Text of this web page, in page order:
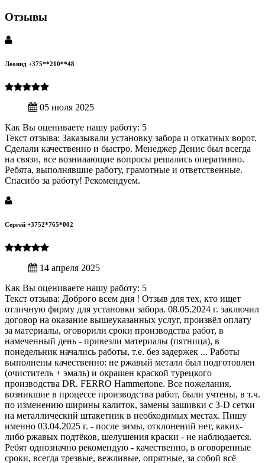
Отзывы
Леонид +375**210**48
05 июля 2025
Как Вы оцениваете нашу работу: 5
Текст отзыва: Заказывали установку забора и откатных ворот.
Сделали качественно и быстро. Менеджер Денис был всегда
на связи, все возниаающие вопросы решались оперативно.
Ребята, выполнявшие работу, грамотные и ответственные.
Спасибо за работу! Рекомендуем.
Сергей +3752*765*002
14 апреля 2025
Как Вы оцениваете нашу работу: 5
Текст отзыва: Доброго всем дня ! Отзыв для тех, кто ищет
отличную фирму для установки забора. 08.05.2024 г. заключил
договор на оказание вышеуказанных услуг, произвёл оплату
за материалы, оговорили сроки производства работ, в
намеченный день - привезли материалы (пятница), в
понедельник начались работы, т.е. без задержек ... Работы
выполнены качественно: не ржавый металл был подготовлен
(очиститель + эмаль) и окрашен краской турецкого
производства DR. FERRO Hammertone. Все пожелания,
возникшие в процессе производства работ, были учтены, в т.ч.
по изменению ширины калиток, замены зашивки с 3-D сетки
на металлический штакетник в необходимых местах. Пишу
именно 03.04.2025 г. - после зимы, отклонений нет, каких-
либо ржавых подтёков, шелушения краски - не наблюдается.
Ребят однозначно рекомендую - качественно, в оговоренные
сроки, всегда трезвые, вежливые, опрятные, за собой всё